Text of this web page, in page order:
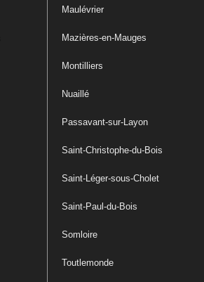
Maulévrier
Mazières-en-Mauges
Montilliers
Nuaillé
Passavant-sur-Layon
Saint-Christophe-du-Bois
Saint-Léger-sous-Cholet
Saint-Paul-du-Bois
Somloire
Toutlemonde